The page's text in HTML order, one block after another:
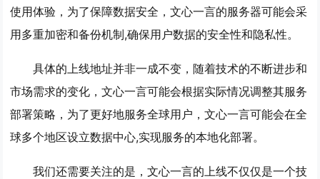
使用体验，为了保障数据安全，文心一言的服务器可能会采
用多重加密和备份机制,确保用户数据的安全性和隐私性。
具体的上线地址并非一成不变，随着技术的不断进步和
市场需求的变化，文心一言可能会根据实际情况调整其服务
部署策略，为了更好地服务全球用户，文心一言可能会在全
球多个地区设立数据中心,实现服务的本地化部署。
我们还需要关注的是，文心一言的上线不仅仅是一个技